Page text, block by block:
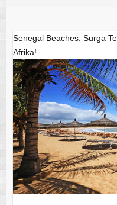
Senegal Beaches: Surga
Afrika!